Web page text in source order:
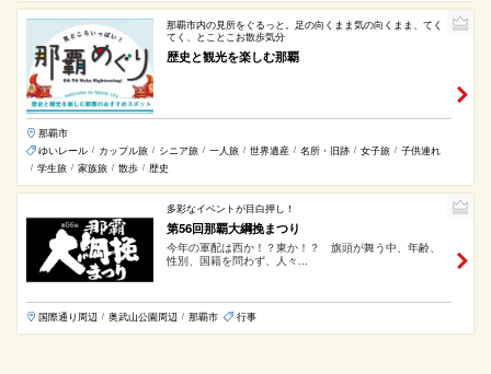
那覇市内の見所をぐるっと。足の向くまま気の向くまま、てく
てく、とことこお散歩気分
歴史と観光を楽しむ那覇
那覇市
ゆいレール / カップル旅 / シニア旅 / 一人旅 / 世界遺産 / 名所・旧跡 / 女子旅 / 子供連れ
/ 学生旅 / 家族旅 / 散歩 / 歴史
多彩なイベントが目白押し！
第56回那覇大綱挽まつり
今年の軍配は西か！？東か！？ 旗頭が舞う中、年齢、
性別、国籍を問わず、人々...
国際通り周辺 / 奥武山公園周辺 / 那覇市 行事